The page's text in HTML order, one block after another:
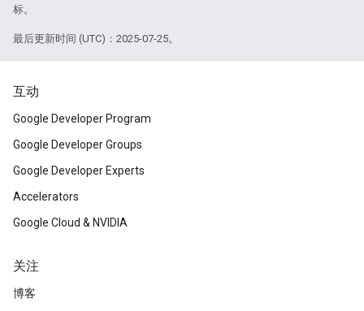
标。
最后更新时间 (UTC)：2025-07-25。
互动
Google Developer Program
Google Developer Groups
Google Developer Experts
Accelerators
Google Cloud & NVIDIA
关注
博客